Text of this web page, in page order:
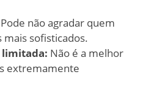
Pode não agradar quem
sofisticados.
limitada: Não é a melhor
extremamente